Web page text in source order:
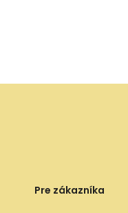
Pre zákazníka